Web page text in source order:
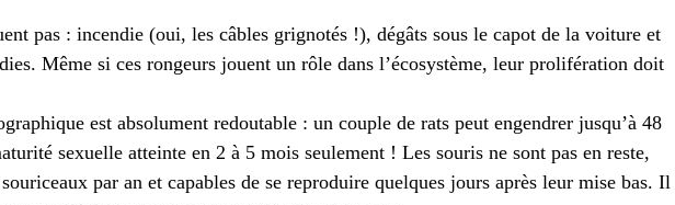
pas : incendie (oui, les câbles grignotés !), dégâts sous le capot de la voiture et
Même si ces rongeurs jouent un rôle dans l’écosystème, leur prolifération doit
est absolument redoutable : un couple de rats peut engendrer jusqu’à 48
sexuelle atteinte en 2 à 5 mois seulement ! Les souris ne sont pas en reste,
par an et capables de se reproduire quelques jours après leur mise bas. Il